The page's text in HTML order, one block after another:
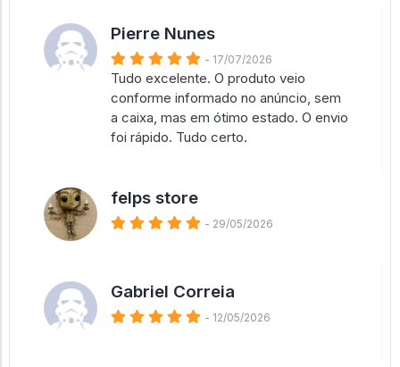
Pierre Nunes
- 17/07/2026
Tudo excelente. O produto veio
conforme informado no anúncio, sem
a caixa, mas em ótimo estado. O envio
foi rápido. Tudo certo.
felps store
- 29/05/2026
Gabriel Correia
- 12/05/2026